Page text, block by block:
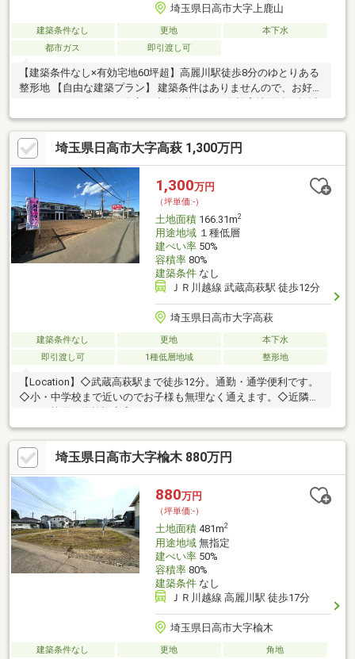
埼玉県日高市大字上鹿山
建築条件なし 更地
本下水
都市ガス
即引渡し可
【建築条件なし×有効宅地60坪超】高麗川駅徒歩8分のゆとりある
整形地 【自由な建築プラン】 建築条件はありませんので、お好き
上の広さがあり、平屋の建築にも適しています。 【陽当り＆プラ
イバシー良好】 南側に高層建物がなく陽当り良好。協定道路を通
るアプローチのため、関係者以外の出入りがなくプライバシーや
お子様の安全面も安心です。 【快適な周辺環境】 間口約7.5mで
車の出し入れもスムーズ。駅徒歩8分の立地に加え、お買い物施設
が徒歩圏内と生活利便性も揃っています。
埼玉県日高市大字高萩 1,300万円
1,300万円
（坪単価:-）
土地面積166.31m2
用途地域１種低層
建ぺい率50%
容積率80%
建築条件なし
ＪＲ川越線 武蔵高萩駅 徒歩12分
埼玉県日高市大字高萩
建築条件なし 更地
本下水
即引渡し可
1種低層地域 整形地
【Location】◇武蔵高萩駅まで徒歩12分。通勤・通学便利です。
◇小・中学校まで近いのでお子様も無理なく通えます。◇近隣ス
埼玉県日高市大字楡木 880万円
880万円
（坪単価:-）
土地面積481m2
用途地域無指定
建ぺい率50%
容積率80%
建築条件なし
ＪＲ川越線 高麗川駅 徒歩17分
埼玉県日高市大字楡木
建築条件なし 更地
角地